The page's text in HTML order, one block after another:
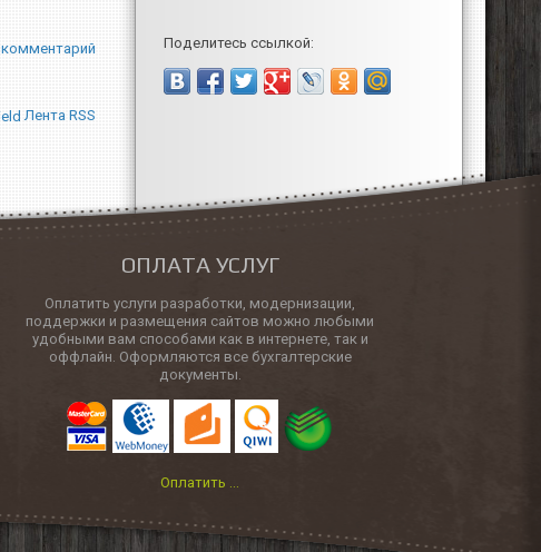
Поделитесь ссылкой:
ОПЛАТА УСЛУГ
Оплатить услуги разработки, модернизации,
поддержки и размещения сайтов можно любыми
удобными вам способами как в интернете, так и
оффлайн. Оформляются все бухгалтерские
документы.
Оплатить ...